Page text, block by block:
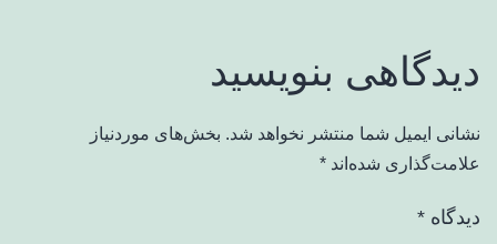
دیدگاهی بنویسید
نشانی ایمیل شما منتشر نخواهد شد. بخش‌های موردنیاز
علامت‌گذاری شده‌اند *
دیدگاه *